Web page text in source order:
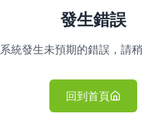
發生錯誤
系統發生未預期的錯誤，請稍
回到首頁